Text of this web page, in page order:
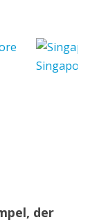
der